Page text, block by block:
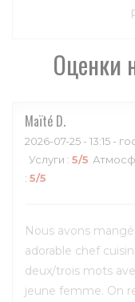
Оценки
Maïté D
2026-07-25 - 13:15 -
Услуги : 5/5
: 5/5
Nous avons
adorable chef
deux/trois mots
jeune femme. On